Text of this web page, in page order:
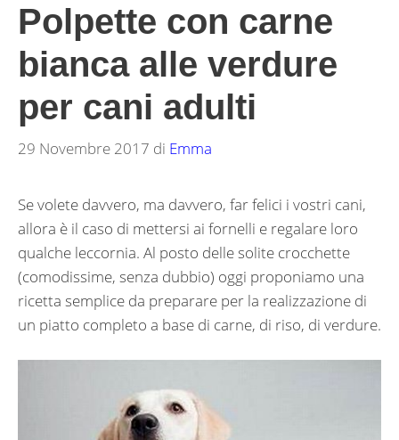
Polpette con carne
bianca alle verdure
per cani adulti
29 Novembre 2017 di Emma
Se volete davvero, ma davvero, far felici i vostri cani,
allora è il caso di mettersi ai fornelli e regalare loro
qualche leccornia. Al posto delle solite crocchette
(comodissime, senza dubbio) oggi proponiamo una
ricetta semplice da preparare per la realizzazione di
un piatto completo a base di carne, di riso, di verdure.